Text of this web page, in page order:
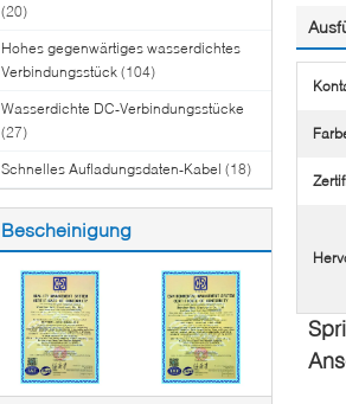
(20)
Hohes gegenwärtiges wasserdichtes
Verbindungsstück (104)
Wasserdichte DC-Verbindungsstücke
(27)
Schnelles Aufladungsdaten-Kabel (18)
Bescheinigung